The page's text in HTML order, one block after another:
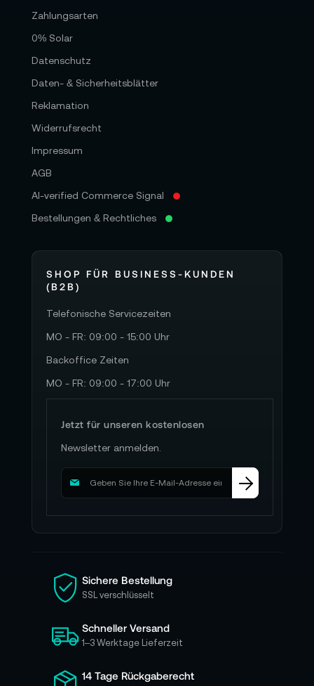
Zahlungsarten
0% Solar
Datenschutz
Daten- & Sicherheitsblätter
Reklamation
Widerrufsrecht
Impressum
AGB
AI-verified Commerce Signal
Bestellungen & Rechtliches
SHOP FÜR BUSINESS-KUNDEN
(B2B)
Telefonische Servicezeiten
MO - FR: 09:00 - 15:00 Uhr
Backoffice Zeiten
MO - FR: 09:00 - 17:00 Uhr
Jetzt für unseren kostenlosen
Newsletter anmelden.
M
d
i
e
s
c
h
ü
Sichere Bestellung
SSL verschlüsselt
Schneller Versand
1–3 Werktage Lieferzeit
14 Tage Rückgaberecht